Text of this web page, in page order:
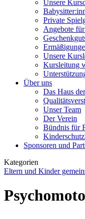
Unsere
Private
Angebote
Unsere
Kursleitung
Über uns
Das Haus
Unser Team
Der Verein
Bündnis für
Sponsoren und
Kategorien
Eltern und Kinder